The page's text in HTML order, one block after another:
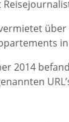
in
2014